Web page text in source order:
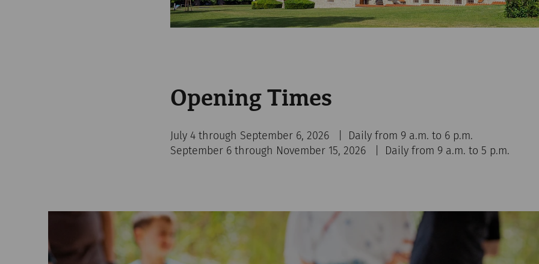
Opening Times
July 4 through September 6, 2026 | Daily from 9 a.m. to 6 p.m.
September 6 through November 15, 2026 | Daily from 9 a.m. to 5 p.m.